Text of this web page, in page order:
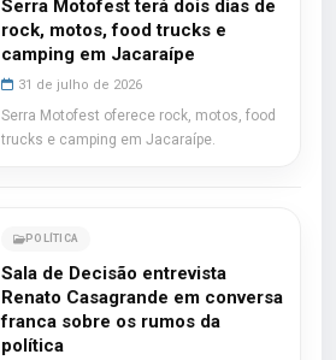
Serra Motofest terá dois dias de
rock, motos, food trucks e
camping em Jacaraípe
31 de julho de 2026
Serra Motofest oferece rock, motos, food
trucks e camping em Jacaraípe.
POLÍTICA
Sala de Decisão entrevista
Renato Casagrande em conversa
franca sobre os rumos da
política